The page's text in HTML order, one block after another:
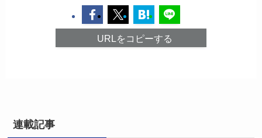
URLをコピーする
連載記事